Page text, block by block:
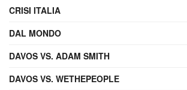
CRISI ITALIA
DAL MONDO
DAVOS VS. ADAM SMITH
DAVOS VS. WETHEPEOPLE